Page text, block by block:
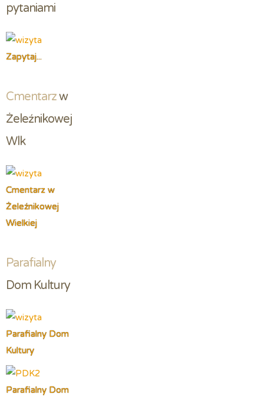
pytaniami
Zapytaj...
Cmentarz w
Żeleźnikowej
Wlk
Cmentarz w
Żeleźnikowej
Wielkiej
Parafialny
Dom Kultury
Parafialny Dom
Kultury
Parafialny Dom